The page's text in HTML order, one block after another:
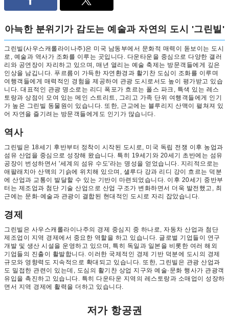
아늑한 분위기가 감도는 예술과 자연의 도시 '그린빌'
그린빌(사우스캐롤라이나주)은 미국 남동부에서 문화적 매력이 돋보이는 도시
로, 예술과 역사가 조화를 이루는 곳입니다. 다운타운을 중심으로 다양한 갤러
리와 공연장이 자리하고 있으며, 매년 열리는 예술 축제는 방문객들에게 깊은
인상을 남깁니다. 푸르름이 가득한 자연환경과 활기찬 도심이 조화를 이루며
여행객들에게 매력적인 경험을 제공하여 관광 도시로서도 높이 평가받고 있습
니다. 대표적인 관광 명소로는 리디 폭포가 흐르는 폴스 파크, 특색 있는 레스
토랑과 상점이 모여 있는 메인 스트리트, 그리고 가족 단위 여행객들에게 인기
가 높은 그린빌 동물원이 있습니다. 또한, 근교에는 블루리지 산맥이 펼쳐져 있
어 자연을 즐기려는 방문객들에게도 인기가 많습니다.
역사
그린빌은 18세기 후반부터 정착이 시작된 도시로, 미국 독립 전쟁 이후 농업과
섬유 산업을 중심으로 성장해 왔습니다. 특히 19세기와 20세기 초반에는 섬유
공장이 번성하면서 '세계의 섬유 수도'라는 명성을 얻었습니다. 지리적으로는
애팔래치아 산맥의 기슭에 위치해 있으며, 샐루다 강과 리디 강이 흐르는 덕분
에 산업과 교통이 발달할 수 있는 기반이 마련되었습니다. 이후 20세기 중반부
터는 제조업과 첨단 기술 산업으로 산업 구조가 변화하면서 더욱 발전했고, 최
근에는 문화·예술과 관광이 결합된 현대적인 도시로 자리 잡았습니다.
경제
그린빌은 사우스캐롤라이나주의 경제 중심지 중 하나로, 자동차 산업과 첨단
제조업이 지역 경제에서 중요한 역할을 하고 있습니다. 글로벌 기업들이 연구
개발 및 생산 시설을 운영하고 있으며, 특히 독일과 일본을 비롯한 여러 해외
기업들의 진출이 활발합니다. 이러한 국제적인 경제 기반 덕분에 도시의 경제
규모와 영향력도 지속적으로 확대되고 있습니다. 또한, 그린빌은 관광 산업과
도 밀접한 관련이 있는데, 도심의 활기찬 상업 지구와 예술·문화 행사가 관광객
유입을 촉진하고 있습니다. 특히 다운타운 지역의 레스토랑과 소매업이 성장하
면서 지역 경제에 활력을 더하고 있습니다.
저가 항공권